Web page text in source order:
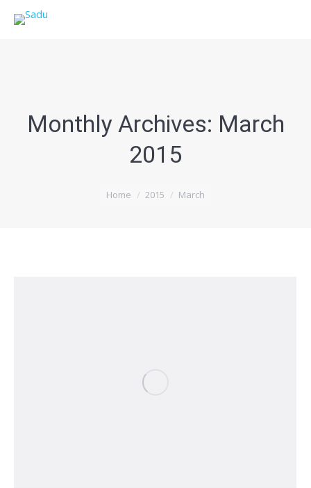
Monthly Archives: March
2015
Home 2015 March